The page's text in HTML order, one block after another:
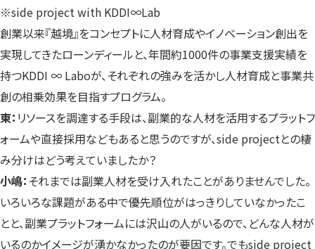
※side project with KDDI∞Lab
創業以来『越境』をコンセプトに人材育成やイノベーション創出を
実現してきたローンディールと、年間約1000件の事業支援実績を
持つKDDI ∞ Laboが、それぞれの強みを活かし人材育成と事業共
創の相乗効果を目指すプログラム。
東： リソースを調達する手段は、副業的な人材を活用するプラットフ
ォームや直接採用などもあると思うのですが、side projectとの棲
み分けはどう考えていましたか？
小嶋： それまでは副業人材を受け入れたことがありませんでした。
いろいろな課題がある中で優先順位がはっきりしていなかったこ
とと、副業プラットフォームには沢山の人がいるので、どんな人材が
いるのかイメージが湧かなかったのが要因です。でもside project